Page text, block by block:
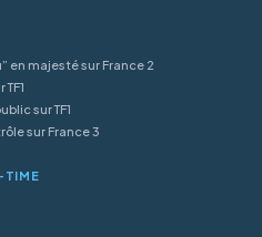
en majesté sur France 2
sur TF1
sur France 3
TIME